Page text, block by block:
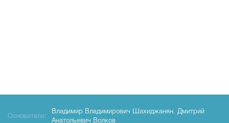
Основатели:
Владимир Владимирович Шахиджанян, Дмитрий
Анатольевич Волков